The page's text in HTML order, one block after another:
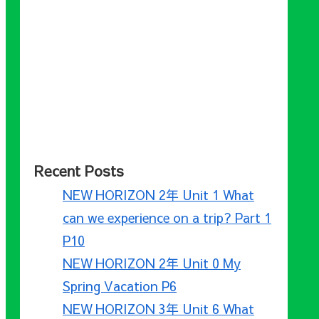
Recent Posts
NEW HORIZON 2年 Unit 1 What
can we experience on a trip? Part 1
P10
NEW HORIZON 2年 Unit 0 My
Spring Vacation P6
NEW HORIZON 3年 Unit 6 What